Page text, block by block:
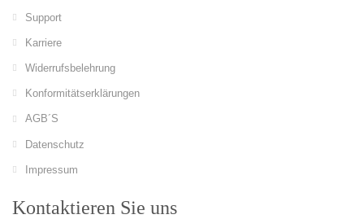
Support
Karriere
Widerrufsbelehrung
Konformitätserklärungen
AGB´S
Datenschutz
Impressum
Kontaktieren Sie uns